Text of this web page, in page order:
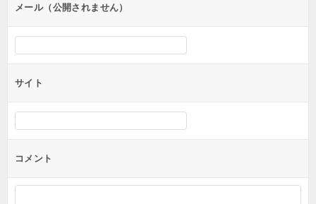
ンメール（公開されません）
サイト
コメント